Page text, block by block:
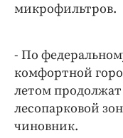
микрофильтров.
- По
комфортной
летом продолжат
лесопарковой
чиновник.